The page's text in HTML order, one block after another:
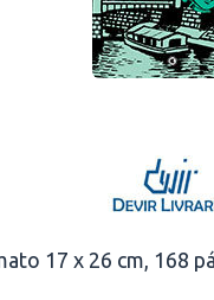
17 x 26 cm, 168